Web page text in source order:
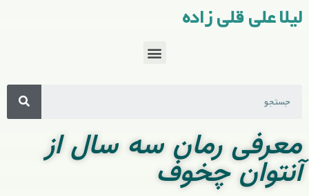
لیلا علی قلی زاده
معرفی رمان سه سال از
آنتوان چخوف